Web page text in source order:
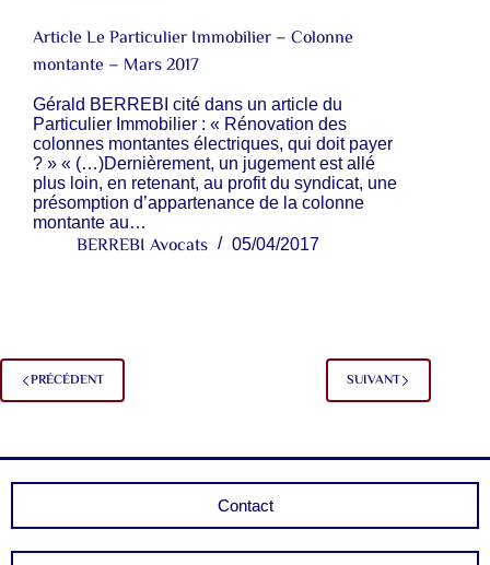
Article Le Particulier Immobilier – Colonne
montante – Mars 2017
Gérald BERREBI cité dans un article du
Particulier Immobilier : « Rénovation des
colonnes montantes électriques, qui doit payer
? » « (…)Dernièrement, un jugement est allé
plus loin, en retenant, au profit du syndicat, une
présomption d’appartenance de la colonne
montante au…
BERREBI Avocats 05/04/2017
PRÉCÉDENT SUIVANT
Contact